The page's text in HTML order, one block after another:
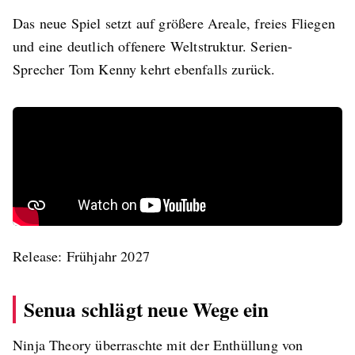
Das neue Spiel setzt auf größere Areale, freies Fliegen
und eine deutlich offenere Weltstruktur. Serien-
Sprecher Tom Kenny kehrt ebenfalls zurück.
Release: Frühjahr 2027
Senua schlägt neue Wege ein
Ninja Theory überraschte mit der Enthüllung von